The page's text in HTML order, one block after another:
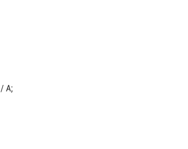
А;